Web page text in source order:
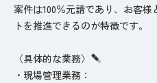
案件は100％元請であり、お客
トを推進できるのが特徴です。
〈具体的な業務〉
・現場管理業務：